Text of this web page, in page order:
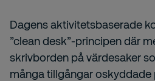
Dagens aktivitetsbaserade
”clean desk”-principen där
skrivborden på värdesaker
många tillgångar oskyddade